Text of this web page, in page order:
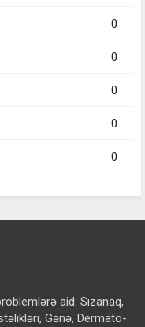
0
0
0
0
0
aid: Sızanaq,
Gənə, Dermato-